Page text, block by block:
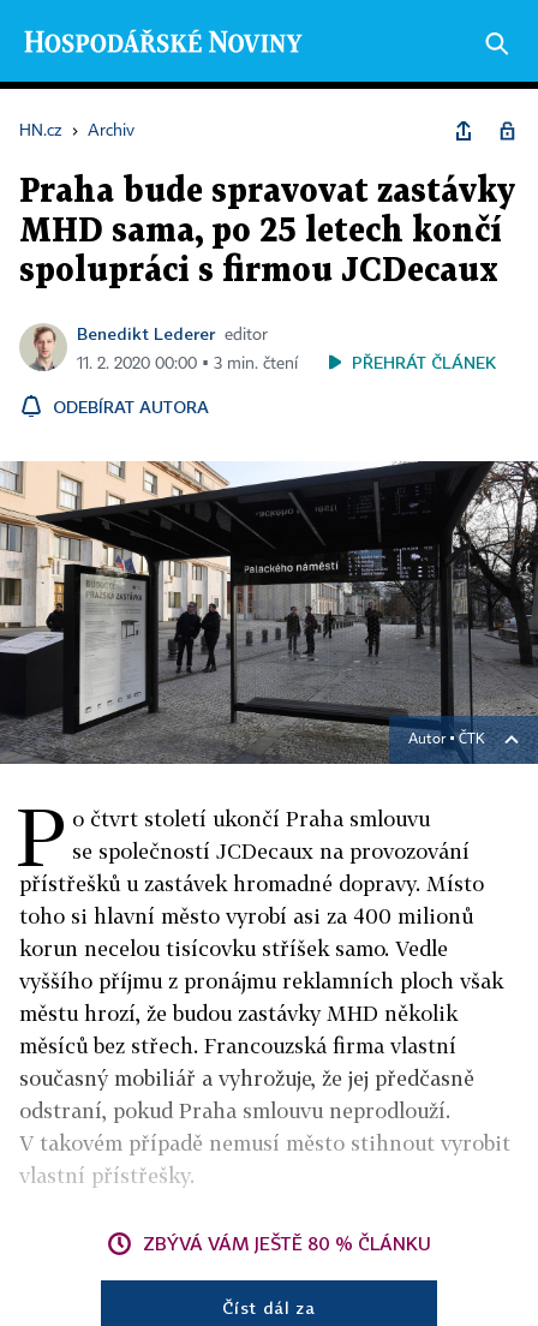
HN.cz › Archiv
Praha bude spravovat zastávky
MHD sama, po 25 letech končí
spolupráci s firmou JCDecaux
Benedikt Lederer editor
11. 2. 2020 00:00 ▪ 3 min. čtení
PŘEHRÁT ČLÁNEK
ODEBÍRAT AUTORA
Autor ▪ČTK
P o čtvrt století ukončí Praha smlouvu
se společností JCDecaux na provozování
přístřešků u zastávek hromadné dopravy. Místo
toho si hlavní město vyrobí asi za 400 milionů
korun necelou tisícovku stříšek samo. Vedle
vyššího příjmu z pronájmu reklamních ploch však
městu hrozí, že budou zastávky MHD několik
měsíců bez střech. Francouzská firma vlastní
současný mobiliář a vyhrožuje, že jej předčasně
odstraní, pokud Praha smlouvu neprodlouží.
V takovém případě nemusí město stihnout vyrobit
vlastní přístřešky.
ZBÝVÁ VÁM JEŠTĚ 80 % ČLÁNKU
Číst dál za